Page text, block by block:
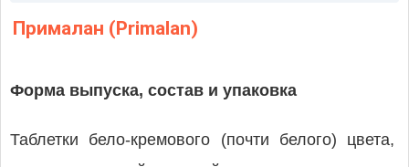
Лекарственные средства
Прималан (Primalan)
Форма выпуска, состав и упаковка
Таблетки бело-кремового (почти белого) цвета,